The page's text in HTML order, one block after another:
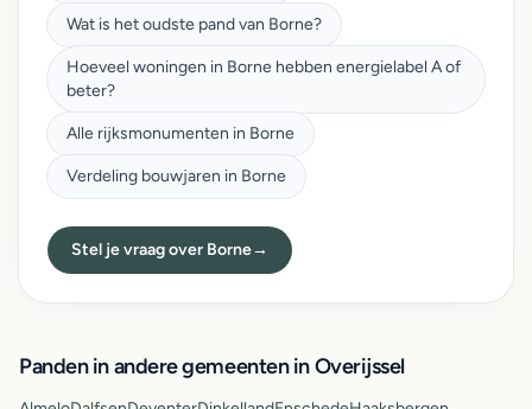
Wat is het oudste pand van Borne?
Hoeveel woningen in Borne hebben energielabel A of
beter?
Alle rijksmonumenten in Borne
Verdeling bouwjaren in Borne
Stel je vraag over Borne→
Panden in andere gemeenten in Overijssel